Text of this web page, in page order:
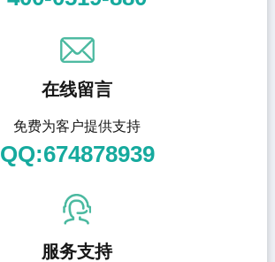
在线留言
免费为客户提供支持
QQ:674878939
服务支持